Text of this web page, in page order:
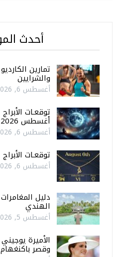
أحدث
تمارين
والشرايين
أغسطس 6, 2026
أغسطس 2026
أغسطس 6, 2026
توقعـات الأبراج
أغسطس 6, 2026
دليل
الهندي
أغسطس 5, 2026
الأميرة
وقصر